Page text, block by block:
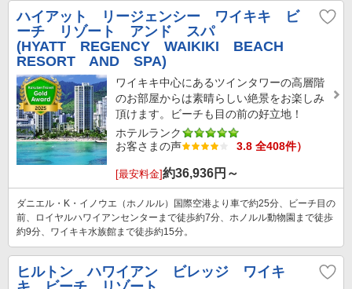
ハイアット リージェンシー ワイキキ ビ
ーチ リゾート アンド スパ
(HYATT REGENCY WAIKIKI BEACH
RESORT AND SPA)
ワイキキ中心にあるツインタワーの高層階
のお部屋からは素晴らしい絶景をお楽しみ
頂けます。ビーチも目の前の好立地！
ホテルランク
お客さまの声
3.8 全408件）
[最安料金]約36,936円～
ダニエル・K・イノウエ（ホノルル）国際空港より車で約25分、ビーチ目の
前、ロイヤルハワイアンセンターまで徒歩約7分、ホノルル動物園まで徒歩
約9分、ワイキキ水族館まで徒歩約15分。
ヒルトン ハワイアン ビレッジ ワイキ